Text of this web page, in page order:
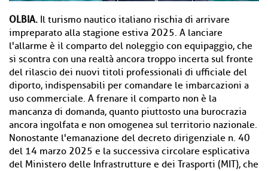
OLBIA. Il turismo nautico italiano rischia di arrivare
impreparato alla stagione estiva 2025. A lanciare
l'allarme è il comparto del noleggio con equipaggio, che
si scontra con una realtà ancora troppo incerta sul fronte
del rilascio dei nuovi titoli professionali di ufficiale del
diporto, indispensabili per comandare le imbarcazioni a
uso commerciale. A frenare il comparto non è la
mancanza di domanda, quanto piuttosto una burocrazia
ancora ingolfata e non omogenea sul territorio nazionale.
Nonostante l'emanazione del decreto dirigenziale n. 40
del 14 marzo 2025 e la successiva circolare esplicativa
del Ministero delle Infrastrutture e dei Trasporti (MIT), che